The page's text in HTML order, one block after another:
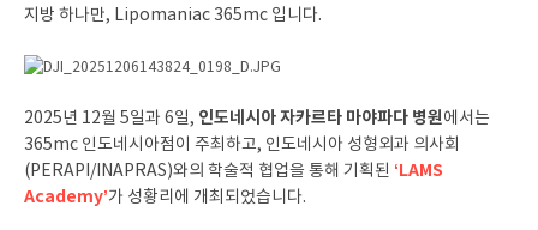
지방 하나만, Lipomaniac 365mc 입니다.
2025년 12월 5일과 6일, 인도네시아 자카르타 마야파다 병원에서는
365mc 인도네시아점이 주최하고, 인도네시아 성형외과 의사회
(PERAPI/INAPRAS)와의 학술적 협업을 통해 기획된 ‘LAMS
Academy’가 성황리에 개최되었습니다.